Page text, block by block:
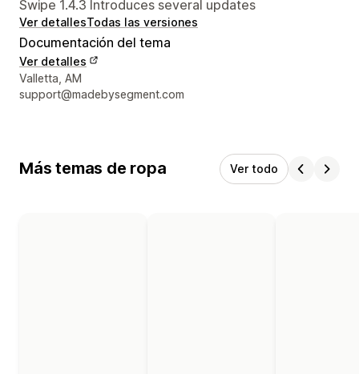
Swipe 1.4.3 Introduces several updates
Ver detallesTodas las versiones
Documentación del tema
Ver detalles
Detalles de contacto del diseñador
Valletta, AM
support@madebysegment.com
Más temas de ropa Ver todo